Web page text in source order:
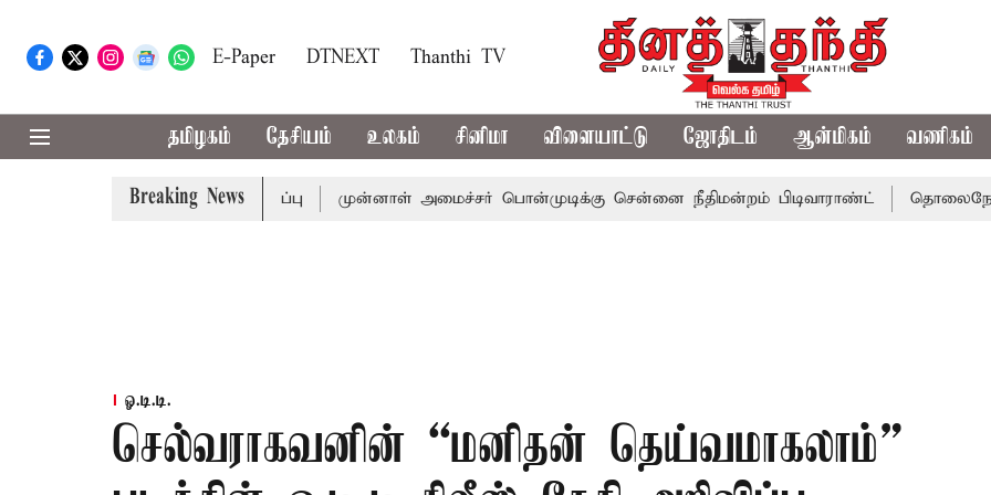
E-Paper DTNEXT Thanthi TV
தமிழகம் தேசியம் உலகம் சினிமா விளையாட்டு ஜோதிடம் ஆன்மிகம் வணிகம்
Breaking News
அமைச்சர் விஜய் அழைப்பு முன்னாள் அமைச்சர் பொன்முடிக்கு சென்னை நீதிமன்றம் பிடிவாராண்ட் தொலைநோக்கு
ஓ.டி.டி.
செல்வராகவனின் “மனிதன் தெய்வமாகலாம்”